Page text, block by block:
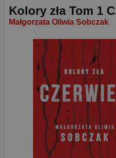
Kolory zła Tom 1
Małgorzata Oliwia Sobczak